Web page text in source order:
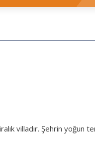
villadır. Şehrin yoğun